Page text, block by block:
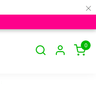
×
0